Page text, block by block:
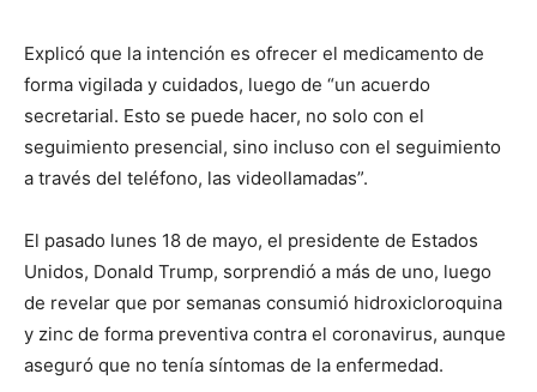
Explicó que la intención es ofrecer el medicamento de
forma vigilada y cuidados, luego de “un acuerdo
secretarial. Esto se puede hacer, no solo con el
seguimiento presencial, sino incluso con el seguimiento
a través del teléfono, las videollamadas”.
El pasado lunes 18 de mayo, el presidente de Estados
Unidos, Donald Trump, sorprendió a más de uno, luego
de revelar que por semanas consumió hidroxicloroquina
y zinc de forma preventiva contra el coronavirus, aunque
aseguró que no tenía síntomas de la enfermedad.